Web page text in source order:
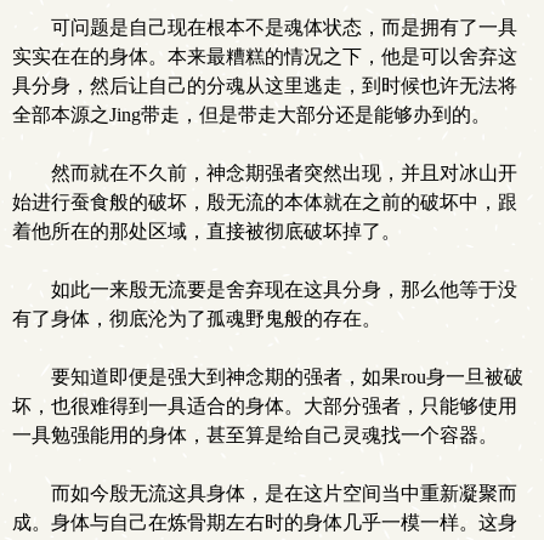
可问题是自己现在根本不是魂体状态，而是拥有了一具
实实在在的身体。本来最糟糕的情况之下，他是可以舍弃这
具分身，然后让自己的分魂从这里逃走，到时候也许无法将
全部本源之Jing带走，但是带走大部分还是能够办到的。
然而就在不久前，神念期强者突然出现，并且对冰山开
始进行蚕食般的破坏，殷无流的本体就在之前的破坏中，跟
着他所在的那处区域，直接被彻底破坏掉了。
如此一来殷无流要是舍弃现在这具分身，那么他等于没
有了身体，彻底沦为了孤魂野鬼般的存在。
要知道即便是强大到神念期的强者，如果rou身一旦被破
坏，也很难得到一具适合的身体。大部分强者，只能够使用
一具勉强能用的身体，甚至算是给自己灵魂找一个容器。
而如今殷无流这具身体，是在这片空间当中重新凝聚而
成。身体与自己在炼骨期左右时的身体几乎一模一样。这身